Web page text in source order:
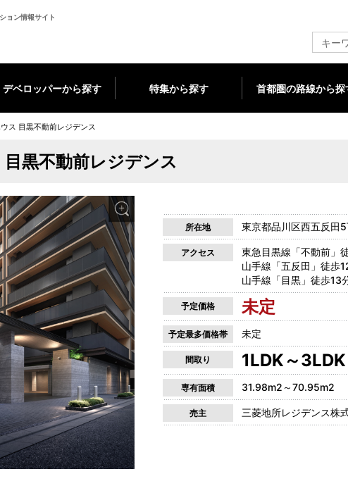
ョン情報サイト
デベロッパーから探す 特集から探す 首都圏の路線から探
ス 目黒不動前レジデンス
黒不動前レジデンス
所在地 東京都品川区西五反田
アクセス
東急目黒線「不動前」
山手線「五反田」徒歩
山手線「目黒」徒歩13
予定価格 未定
予定最多価格帯 未定
間取り 1LDK～3LDK
専有面積 31.98m2～70.95m2
売主 三菱地所レジデンス株